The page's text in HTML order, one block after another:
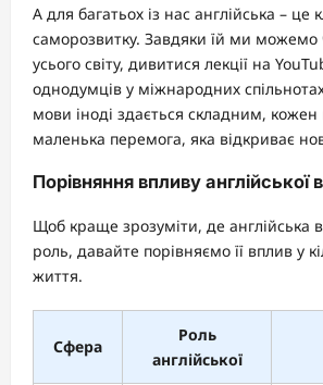
А для багатьох із нас англійська – це
саморозвитку. Завдяки їй ми можемо
усього світу, дивитися лекції на
однодумців у міжнародних
мови іноді здається складним,
маленька перемога, яка відкриває
Порівняння впливу англійської
Щоб краще зрозуміти, де англійська
роль, давайте порівняємо її вплив у
життя.
Сфера
Роль
англійської